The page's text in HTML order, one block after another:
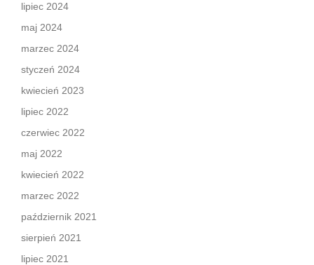
lipiec 2024
maj 2024
marzec 2024
styczeń 2024
kwiecień 2023
lipiec 2022
czerwiec 2022
maj 2022
kwiecień 2022
marzec 2022
październik 2021
sierpień 2021
lipiec 2021